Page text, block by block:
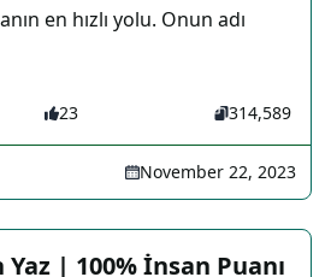
en hızlı yolu. Onun adı
23 314,589
November 22, 2023
| 100% İnsan Puanı